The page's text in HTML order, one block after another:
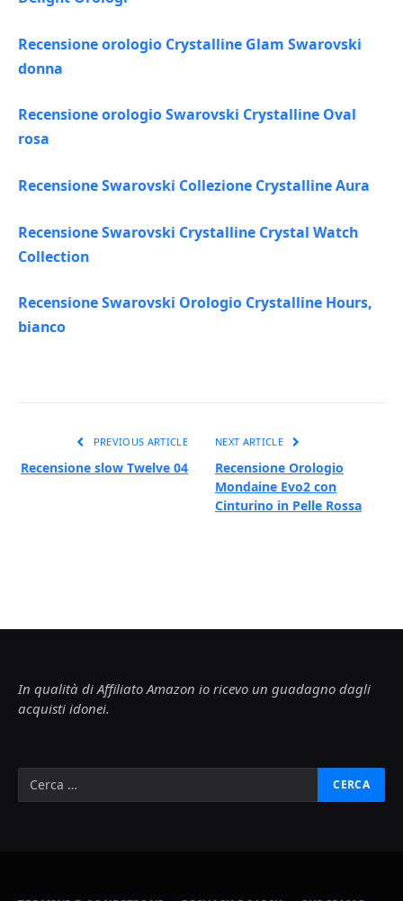
Recensione orologio Crystalline Glam Swarovski
donna
Recensione orologio Swarovski Crystalline Oval
rosa
Recensione Swarovski Collezione Crystalline Aura
Recensione Swarovski Crystalline Crystal Watch
Collection
Recensione Swarovski Orologio Crystalline Hours,
bianco
PREVIOUS ARTICLE
Recensione slow Twelve 04
NEXT ARTICLE
Recensione Orologio
Mondaine Evo2 con
Cinturino in Pelle Rossa
In qualità di Affiliato Amazon io ricevo un guadagno dagli
acquisti idonei.